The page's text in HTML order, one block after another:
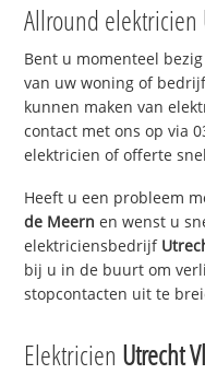
Allround elektricien
Bent u momenteel
van uw woning of
kunnen maken van
contact met ons op via
elektricien of offerte
Heeft u een probleem
de Meern en wenst u
elektriciensbedrijf
bij u in de buurt om
stopcontacten uit te
Elektricien Utrecht